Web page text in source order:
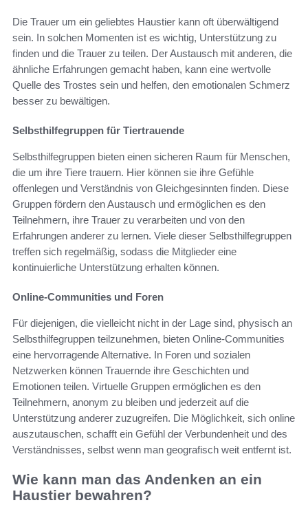
Die Trauer um ein geliebtes Haustier kann oft überwältigend
sein. In solchen Momenten ist es wichtig, Unterstützung zu
finden und die Trauer zu teilen. Der Austausch mit anderen, die
ähnliche Erfahrungen gemacht haben, kann eine wertvolle
Quelle des Trostes sein und helfen, den emotionalen Schmerz
besser zu bewältigen.
Selbsthilfegruppen für Tiertrauende
Selbsthilfegruppen bieten einen sicheren Raum für Menschen,
die um ihre Tiere trauern. Hier können sie ihre Gefühle
offenlegen und Verständnis von Gleichgesinnten finden. Diese
Gruppen fördern den Austausch und ermöglichen es den
Teilnehmern, ihre Trauer zu verarbeiten und von den
Erfahrungen anderer zu lernen. Viele dieser Selbsthilfegruppen
treffen sich regelmäßig, sodass die Mitglieder eine
kontinuierliche Unterstützung erhalten können.
Online-Communities und Foren
Für diejenigen, die vielleicht nicht in der Lage sind, physisch an
Selbsthilfegruppen teilzunehmen, bieten Online-Communities
eine hervorragende Alternative. In Foren und sozialen
Netzwerken können Trauernde ihre Geschichten und
Emotionen teilen. Virtuelle Gruppen ermöglichen es den
Teilnehmern, anonym zu bleiben und jederzeit auf die
Unterstützung anderer zuzugreifen. Die Möglichkeit, sich online
auszutauschen, schafft ein Gefühl der Verbundenheit und des
Verständnisses, selbst wenn man geografisch weit entfernt ist.
Wie kann man das Andenken an ein
Haustier bewahren?